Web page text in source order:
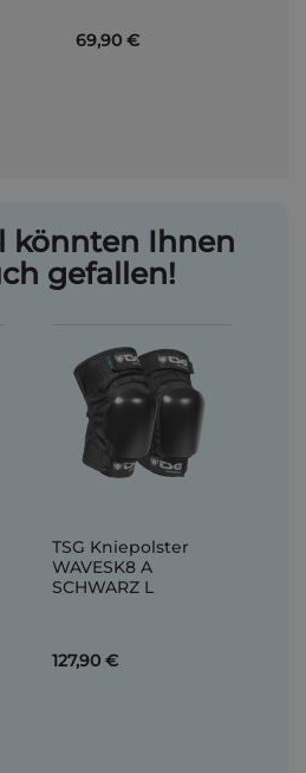
69,90 €
könnten Ihnen
gefallen!
TSG Kniepolster
WAVESK8 A
SCHWARZ L
127,90 €